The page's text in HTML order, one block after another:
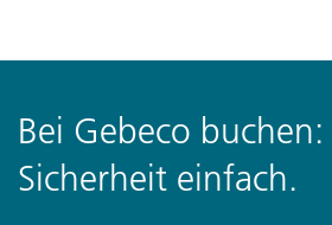
Bei Gebeco
Sicherheit einfach.